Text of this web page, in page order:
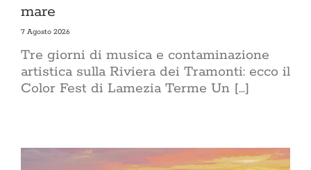
mare
7 Agosto 2026
Tre giorni di musica e contaminazione
artistica sulla Riviera dei Tramonti: ecco il
Color Fest di Lamezia Terme Un [...]